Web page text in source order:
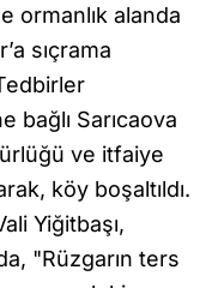
ormanlık alanda
sıçrama
bağlı Sarıcaova
ve itfaiye
köy boşaltıldı.
Yiğitbaşı,
"Rüzgarın ters